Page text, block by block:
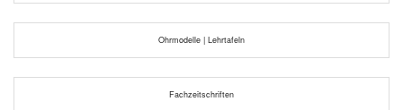
Ohrmodelle | Lehrtafeln
Fachzeitschriften